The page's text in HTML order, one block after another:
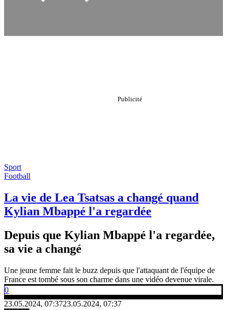
Sport
Football
La vie de Lea Tsatsas a changé quand
Kylian Mbappé l'a regardée
Depuis que Kylian Mbappé l'a regardée,
sa vie a changé
Une jeune femme fait le buzz depuis que l'attaquant de l'équipe de
France est tombé sous son charme dans une vidéo devenue virale.
0
23.05.2024, 07:3723.05.2024, 07:37